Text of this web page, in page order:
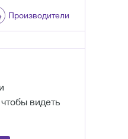
Производители
чтобы видеть